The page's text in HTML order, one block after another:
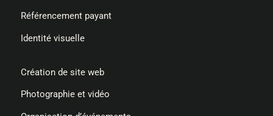
Référencement payant
Identité visuelle
Création de site web
Photographie et vidéo